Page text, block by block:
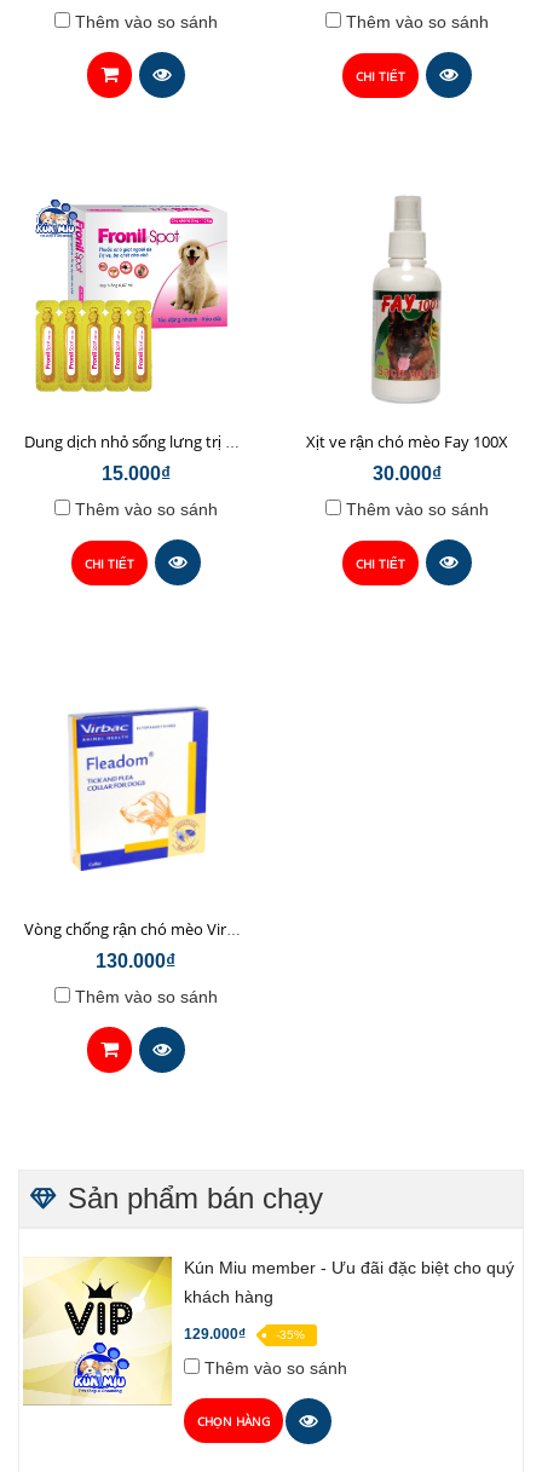
Thêm vào so sánh Thêm vào so sánh
CHI TIẾT
15.000₫
Thêm vào so sánh
CHI TIẾT
Xịt ve rận chó mèo Fay 100X
30.000₫
Thêm vào so sánh
CHI TIẾT
130.000₫
Thêm vào so sánh
Sản phẩm bán chạy
Kún Miu member - Ưu đãi đặc biệt cho quý
khách hàng
129.000₫ -35%
Thêm vào so sánh
CHỌN HÀNG